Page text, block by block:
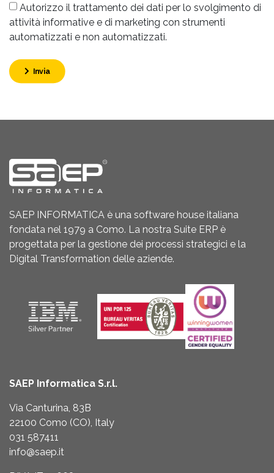
Autorizzo il trattamento dei dati per lo svolgimento di
attività informative e di marketing con strumenti
automatizzati e non automatizzati.
Invia
SAEP INFORMATICA è una software house italiana
fondata nel 1979 a Como. La nostra Suite ERP è
progettata per la gestione dei processi strategici e la
Digital Transformation delle aziende.
SAEP Informatica S.r.l.
Via Canturina, 83B
22100 Como (CO), Italy
031 587411
info@saep.it